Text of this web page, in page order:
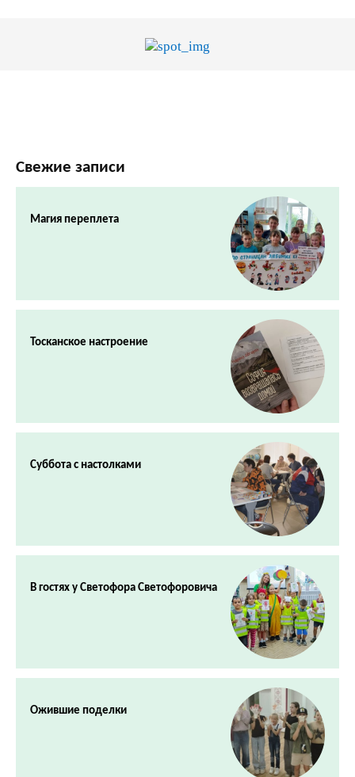
Свежие записи
Магия переплета
Тосканское настроение
Суббота с настолками
В гостях у Светофора Светофоровича
Ожившие поделки